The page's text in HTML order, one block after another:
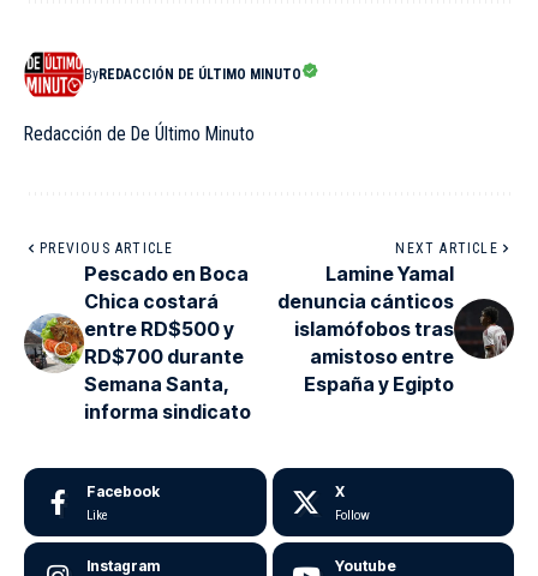
ByREDACCIÓN DE ÚLTIMO MINUTO
Redacción de De Último Minuto
PREVIOUS ARTICLE
Pescado en Boca
Chica costará
entre RD$500 y
RD$700 durante
Semana Santa,
informa sindicato
NEXT ARTICLE
Lamine Yamal
denuncia cánticos
islamófobos tras
amistoso entre
España y Egipto
Facebook
Like
X
Follow
Instagram Youtube